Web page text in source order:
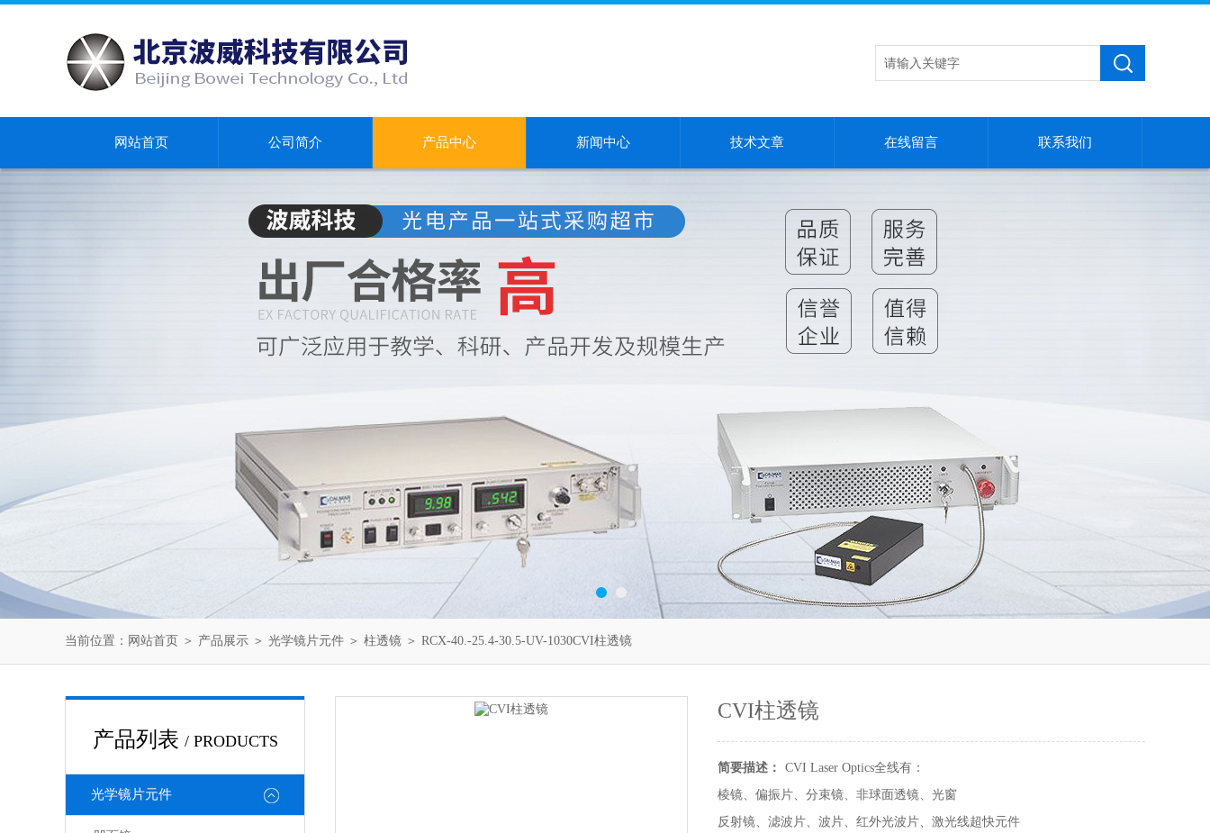
网站首页 公司简介 产品中心 新闻中心 技术文章 在线留言 联系我们
当前位置： 网站首页 ＞ 产品展示 ＞ 光学镜片元件 ＞ 柱透镜 ＞ RCX-40.-25.4-30.5-UV-1030CVI柱透镜
产品列表 / PRODUCTS
光学镜片元件
CVI柱透镜
简要描述：
CVI Laser Optics全线有：
棱镜、偏振片、分束镜、非球面透镜、光窗
反射镜、滤波片、波片、红外光波片、激光线超快元件